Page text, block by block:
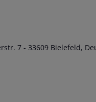
7 - 33609 Bielefeld,